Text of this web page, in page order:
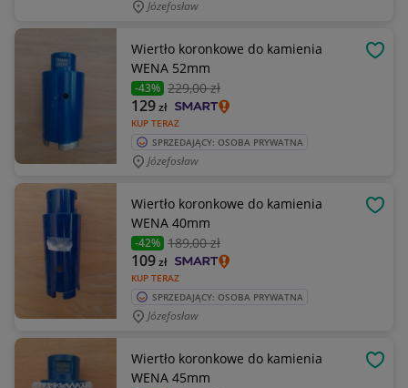
Józefosław
Wiertło koronkowe do kamienia
WENA 52mm
-43% 229,00 zł
KUP TERAZ
129zł
SPRZEDAJĄCY: OSOBA PRYWATNA
Józefosław
Wiertło koronkowe do kamienia
WENA 40mm
-42% 189,00 zł
KUP TERAZ
109zł
SPRZEDAJĄCY: OSOBA PRYWATNA
Józefosław
Wiertło koronkowe do kamienia
WENA 45mm